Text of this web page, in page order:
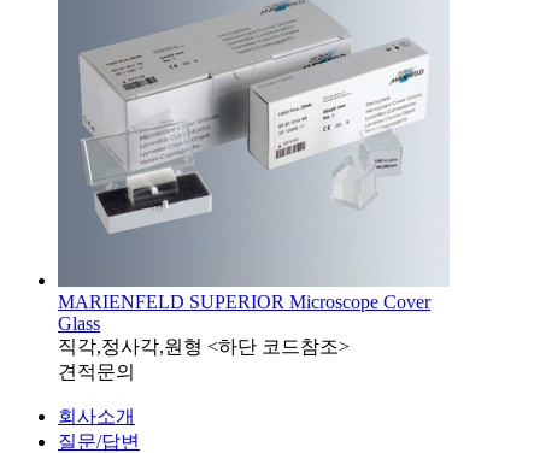
MARIENFELD SUPERIOR Microscope Cover
Glass
직각,정사각,원형 <하단 코드참조>
견적문의
회사소개
질문/답변